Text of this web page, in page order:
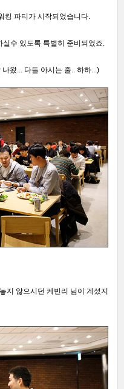
킹 파티가 시작되었습니다.
실수 있도록 특별히 준비되었죠.
왔... 다들 아시는 줄.. 하하...)
지 않으시던 케빈리 님이 계셨지